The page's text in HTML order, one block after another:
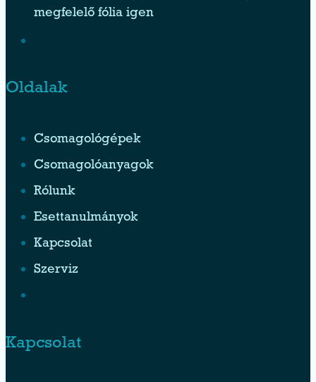
megfelelő fólia igen
Oldalak
Csomagológépek
Csomagolóanyagok
Rólunk
Esettanulmányok
Kapcsolat
Szerviz
Kapcsolat